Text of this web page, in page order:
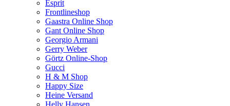
Esprit
Frontlineshop
Gaastra Online Shop
Gant Online Shop
Georgio Armani
Gerry Weber
Görtz Online-Shop
Gucci
H & M Shop
Happy Size
Heine Versand
Helly Hansen